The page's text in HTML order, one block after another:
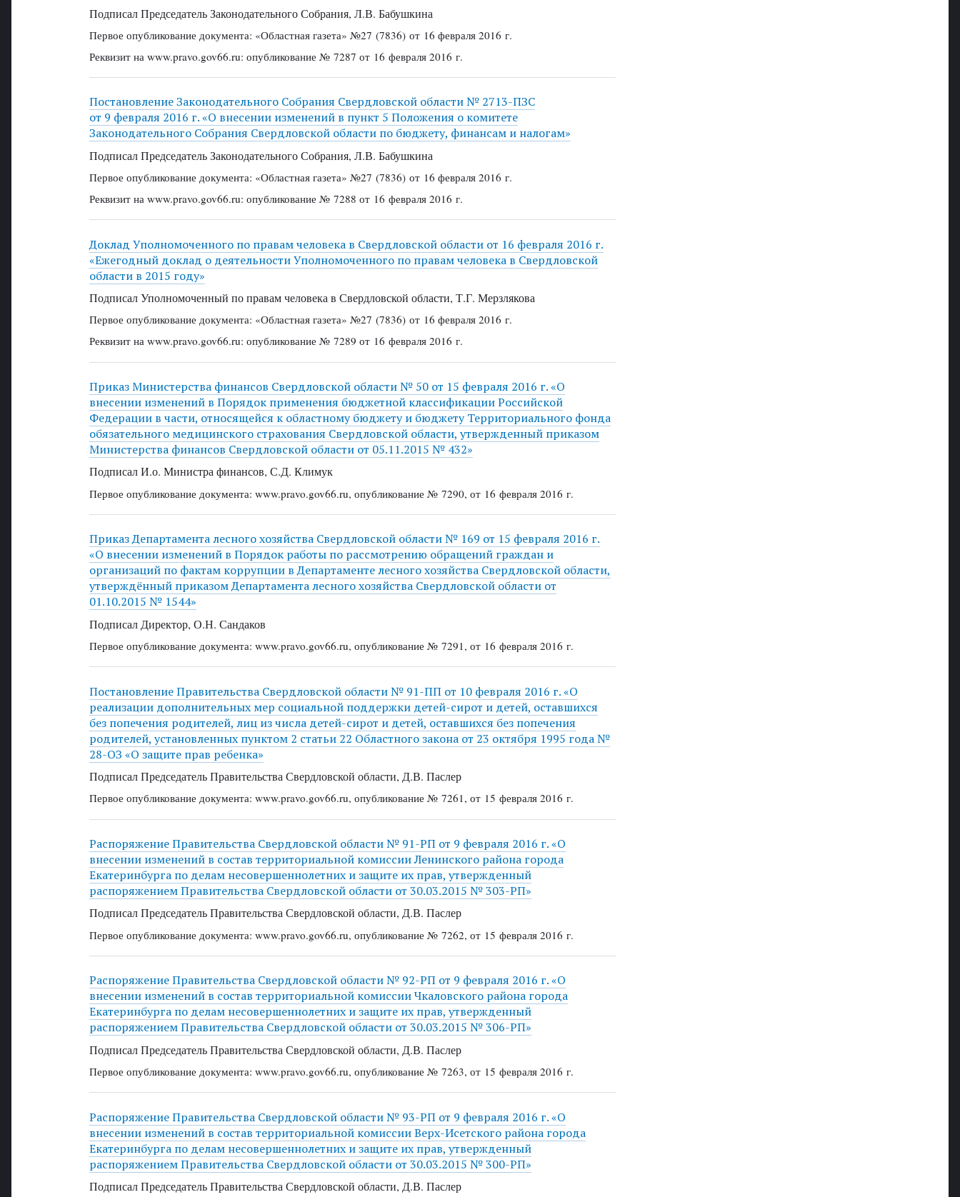
Подписал Председатель Законодательного Собрания, Л.В. Бабушкина
Первое опубликование документа: «Областная газета» №27 (7836) от 16 февраля 2016 г.
Реквизит на www.pravo.gov66.ru: опубликование № 7287 от 16 февраля 2016 г.
Постановление Законодательного Собрания Свердловской области № 2713-ПЗС
от 9 февраля 2016 г. «О внесении изменений в пункт 5 Положения о комитете
Законодательного Собрания Свердловской области по бюджету, финансам и налогам»
Подписал Председатель Законодательного Собрания, Л.В. Бабушкина
Первое опубликование документа: «Областная газета» №27 (7836) от 16 февраля 2016 г.
Реквизит на www.pravo.gov66.ru: опубликование № 7288 от 16 февраля 2016 г.
Доклад Уполномоченного по правам человека в Свердловской области от 16 февраля 2016 г.
«Ежегодный доклад о деятельности Уполномоченного по правам человека в Свердловской
области в 2015 году»
Подписал Уполномоченный по правам человека в Свердловской области, Т.Г. Мерзлякова
Первое опубликование документа: «Областная газета» №27 (7836) от 16 февраля 2016 г.
Реквизит на www.pravo.gov66.ru: опубликование № 7289 от 16 февраля 2016 г.
Приказ Министерства финансов Свердловской области № 50 от 15 февраля 2016 г. «О
внесении изменений в Порядок применения бюджетной классификации Российской
Федерации в части, относящейся к областному бюджету и бюджету Территориального фонда
обязательного медицинского страхования Свердловской области, утвержденный приказом
Министерства финансов Свердловской области от 05.11.2015 № 432»
Подписал И.о. Министра финансов, С.Д. Климук
Первое опубликование документа: www.pravo.gov66.ru, опубликование № 7290, от 16 февраля 2016 г.
Приказ Департамента лесного хозяйства Свердловской области № 169 от 15 февраля 2016 г.
«О внесении изменений в Порядок работы по рассмотрению обращений граждан и
организаций по фактам коррупции в Департаменте лесного хозяйства Свердловской области,
утверждённый приказом Департамента лесного хозяйства Свердловской области от
01.10.2015 № 1544»
Подписал Директор, О.Н. Сандаков
Первое опубликование документа: www.pravo.gov66.ru, опубликование № 7291, от 16 февраля 2016 г.
Постановление Правительства Свердловской области № 91-ПП от 10 февраля 2016 г. «О
реализации дополнительных мер социальной поддержки детей-сирот и детей, оставшихся
без попечения родителей, лиц из числа детей-сирот и детей, оставшихся без попечения
родителей, установленных пунктом 2 статьи 22 Областного закона от 23 октября 1995 года №
28-ОЗ «О защите прав ребенка»
Подписал Председатель Правительства Свердловской области, Д.В. Паслер
Первое опубликование документа: www.pravo.gov66.ru, опубликование № 7261, от 15 февраля 2016 г.
Распоряжение Правительства Свердловской области № 91-РП от 9 февраля 2016 г. «О
внесении изменений в состав территориальной комиссии Ленинского района города
Екатеринбурга по делам несовершеннолетних и защите их прав, утвержденный
распоряжением Правительства Свердловской области от 30.03.2015 № 303-РП»
Подписал Председатель Правительства Свердловской области, Д.В. Паслер
Первое опубликование документа: www.pravo.gov66.ru, опубликование № 7262, от 15 февраля 2016 г.
Распоряжение Правительства Свердловской области № 92-РП от 9 февраля 2016 г. «О
внесении изменений в состав территориальной комиссии Чкаловского района города
Екатеринбурга по делам несовершеннолетних и защите их прав, утвержденный
распоряжением Правительства Свердловской области от 30.03.2015 № 306-РП»
Подписал Председатель Правительства Свердловской области, Д.В. Паслер
Первое опубликование документа: www.pravo.gov66.ru, опубликование № 7263, от 15 февраля 2016 г.
Распоряжение Правительства Свердловской области № 93-РП от 9 февраля 2016 г. «О
внесении изменений в состав территориальной комиссии Верх-Исетского района города
Екатеринбурга по делам несовершеннолетних и защите их прав, утвержденный
распоряжением Правительства Свердловской области от 30.03.2015 № 300-РП»
Подписал Председатель Правительства Свердловской области, Д.В. Паслер